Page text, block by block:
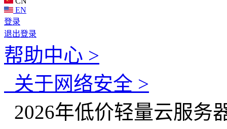
EN
登录
退出登录
帮助中心 >
关于网络安全 >
2026年低价轻量云服务